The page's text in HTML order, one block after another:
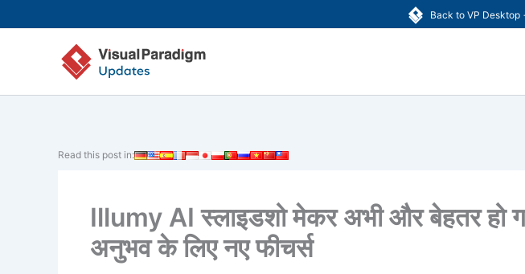
Back to VP Desktop
to
Read this post in:
Illumy AI स्लाइडशो मेकर अभी और बेहतर हो
अनुभव के लिए नए फीचर्स